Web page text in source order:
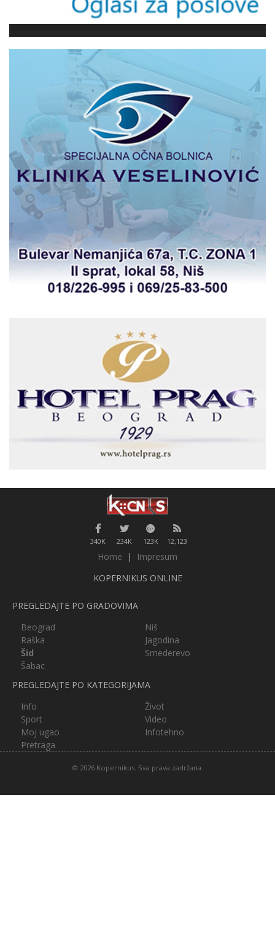
340K 234K 123K 12,123
Home |
Impresum
KOPERNIKUS ONLINE
PREGLEDAJTE PO GRADOVIMA
Beograd
Niš
Raška
Jagodina
Šid
Smederevo
Šabac
PREGLEDAJTE PO KATEGORIJAMA
Info
Život
Sport
Video
Moj ugao
Infotehno
Pretraga
© 2026 Kopernikus. Sva prava zadržana.